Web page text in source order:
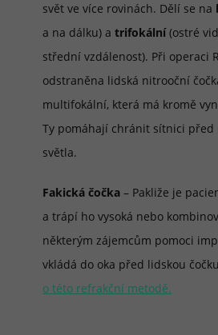
svět ve více rovinách. Dělí se na
a na dálku) atrifokální(ostré
střední vzdálenost). Při operaci
odstraněna lidská nitrooční
multifokální, která má kromě
Ty pomáhají chránit sítnici
světla.
Fakická čočka – Pakliže je
a trápí ho vysoká nebo
některým zájemcům pomoci
vkládá do oka před lidskou
o této refrakční metodě.